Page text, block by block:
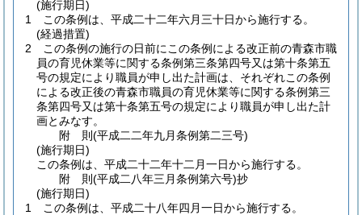
(施行期日)
1
この条例は、平成二十二年六月三十日から施行する。
(経過措置)
2
この条例の施行の日前にこの条例による改正前の青森市職
員の育児休業等に関する条例第三条第四号又は第十条第五
号の規定により職員が申し出た計画は、それぞれこの条例
による改正後の青森市職員の育児休業等に関する条例第三
条第四号又は第十条第五号の規定により職員が申し出た計
画とみなす。
附 則(平成二二年九月条例第二三号)
(施行期日)
この条例は、平成二十二年十二月一日から施行する。
附 則(平成二八年三月条例第六号)抄
(施行期日)
1
この条例は、平成二十八年四月一日から施行する。